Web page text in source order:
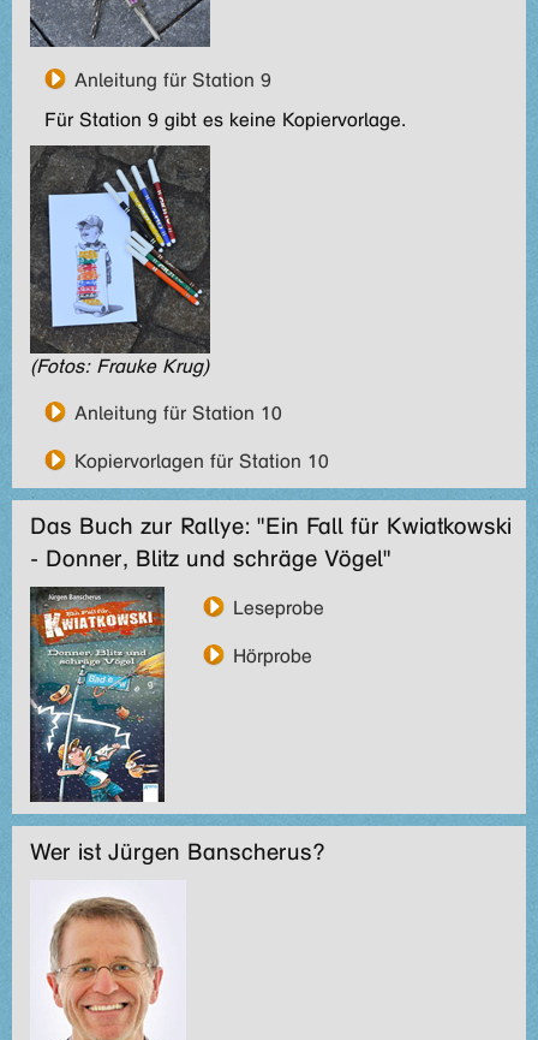
Anleitung für Station 9
Für Station 9 gibt es keine Kopiervorlage.
(Fotos: Frauke Krug)
Anleitung für Station 10
Kopiervorlagen für Station 10
Das Buch zur Rallye: "Ein Fall für Kwiatkowski
- Donner, Blitz und schräge Vögel"
Leseprobe
Hörprobe
Wer ist Jürgen Banscherus?